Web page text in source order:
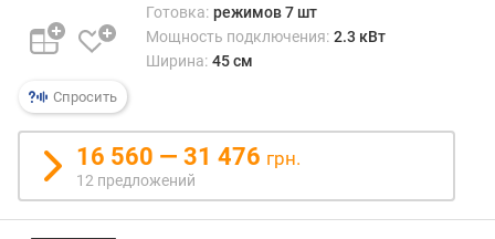
а
с
э
н
е
р
г
о
Спросить
Готовка: режимов 7 шт
Мощность подключения: 2.3 кВт
Ширина: 45 см
16 560 — 31 476 грн.
12 предложений